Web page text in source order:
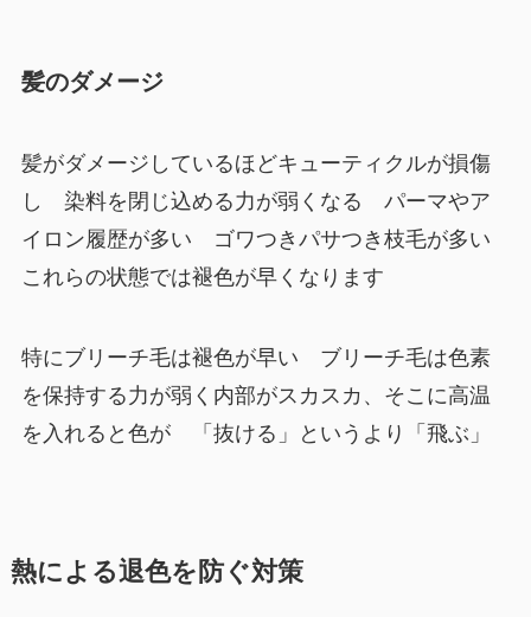
髪のダメージ
髪がダメージしているほどキューティクルが損傷
し 染料を閉じ込める力が弱くなる パーマやア
イロン履歴が多い ゴワつきパサつき枝毛が多い
これらの状態では褪色が早くなります
特にブリーチ毛は褪色が早い ブリーチ毛は色素
を保持する力が弱く内部がスカスカ、そこに高温
を入れると色が 「抜ける」というより「飛ぶ」
熱による退色を防ぐ対策